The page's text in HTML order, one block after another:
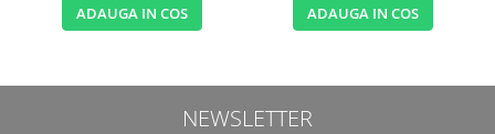
ADAUGA IN COS ADAUGA IN COS
NEWSLETTER